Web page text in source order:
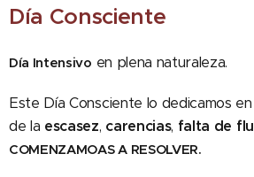
Día Consciente
Día Intensivo en plena naturaleza.
Este Día Consciente lo dedicamos
de la escasez, carencias, falta de
COMENZAMOAS A RESOLVER.